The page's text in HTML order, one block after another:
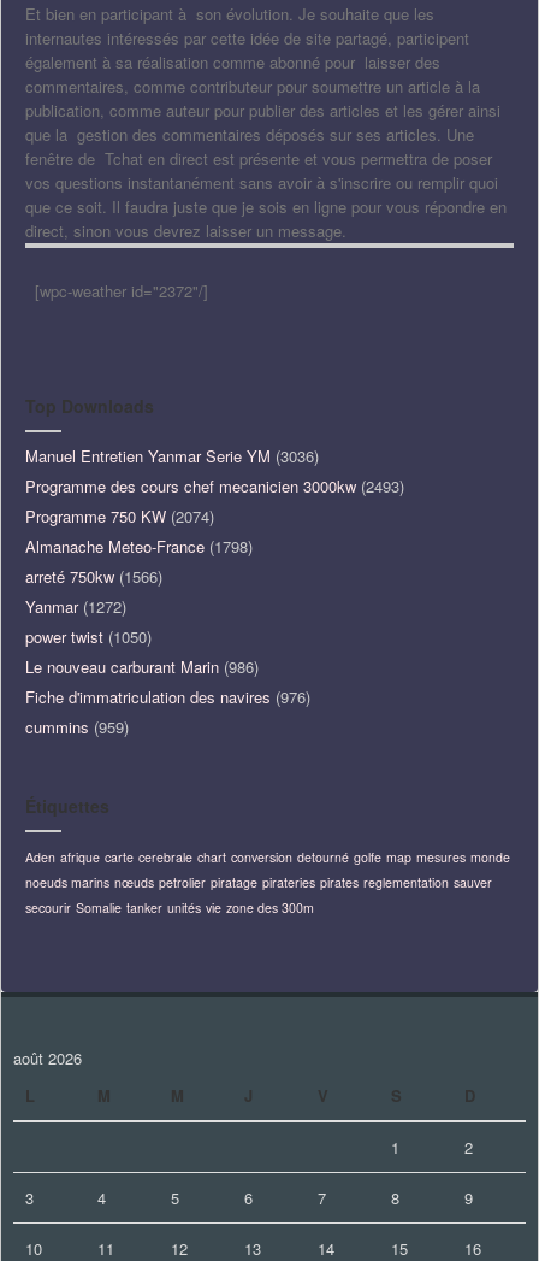
Et bien en participant à son évolution. Je souhaite que les
internautes intéressés par cette idée de site partagé, participent
également à sa réalisation comme abonné pour laisser des
commentaires, comme contributeur pour soumettre un article à la
publication, comme auteur pour publier des articles et les gérer ainsi
que la gestion des commentaires déposés sur ses articles. Une
fenêtre de Tchat en direct est présente et vous permettra de poser
vos questions instantanément sans avoir à s'inscrire ou remplir quoi
que ce soit. Il faudra juste que je sois en ligne pour vous répondre en
direct, sinon vous devrez laisser un message.
[wpc-weather id="2372"/]
Top Downloads
Manuel Entretien Yanmar Serie YM (3036)
Programme des cours chef mecanicien 3000kw (2493)
Programme 750 KW (2074)
Almanache Meteo-France (1798)
arreté 750kw (1566)
Yanmar(1272)
power twist (1050)
Le nouveau carburant Marin (986)
Fiche d'immatriculation des navires (976)
cummins (959)
Étiquettes
Aden afrique carte cerebrale chart conversion detourné golfe map mesures monde
noeuds marins nœuds petrolier piratage pirateries pirates reglementation sauver
secourir Somalie tanker unités vie zone des 300m
août 2026
L
M M J V S D
1 2
3 4 5 6 7 8 9
10 11 12 13 14 15 16